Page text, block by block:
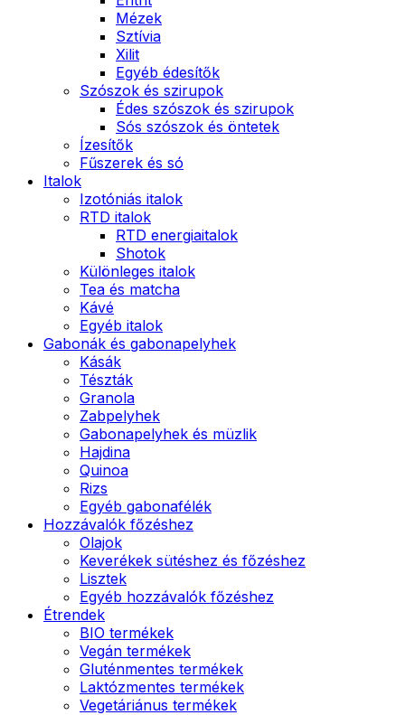
Mézek
Sztívia
Xilit
Egyéb édesítők
Szószok és szirupok
Édes szószok és szirupok
Sós szószok és öntetek
Ízesítők
Fűszerek és só
Italok
Izotóniás italok
RTD italok
RTD energiaitalok
Shotok
Különleges italok
Tea és matcha
Kávé
Egyéb italok
Gabonák és gabonapelyhek
Kásák
Tészták
Granola
Zabpelyhek
Gabonapelyhek és müzlik
Hajdina
Quinoa
Rizs
Egyéb gabonafélék
Hozzávalók főzéshez
Olajok
Keverékek sütéshez és főzéshez
Lisztek
Egyéb hozzávalók főzéshez
Étrendek
BIO termékek
Vegán termékek
Gluténmentes termékek
Laktózmentes termékek
Vegetáriánus termékek